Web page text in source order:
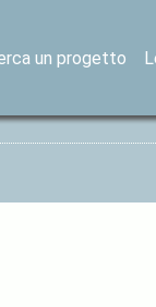
un progetto